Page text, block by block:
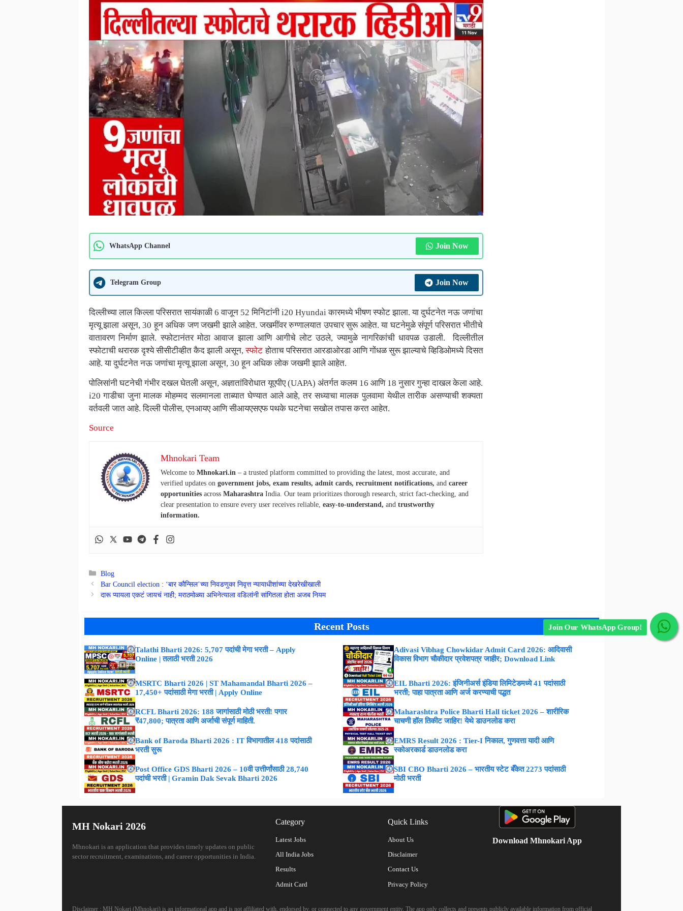
WhatsApp Channel Join Now
Telegram Group Join Now
दिल्लीच्या लाल किल्ला परिसरात सायंकाळी 6 वाजून 52 मिनिटांनी i20 Hyundai कारमध्ये भीषण स्फोट झाला. या दुर्घटनेत नऊ जणांचा
मृत्यू झाला असून, 30 हून अधिक जण जखमी झाले आहेत. जखमींवर रुग्णालयात उपचार सुरू आहेत. या घटनेमुळे संपूर्ण परिसरात भीतीचे
वातावरण निर्माण झाले. स्फोटानंतर मोठा आवाज झाला आणि आगीचे लोट उठले, ज्यामुळे नागरिकांची धावपळ उडाली. दिल्लीतील
स्फोटाची थरारक दृश्ये सीसीटीव्हीत कैद झाली असून,स्फोट होताच परिसरात आरडाओरडा आणि गोंधळ सुरू झाल्याचे व्हिडिओमध्ये दिसत
आहे. या दुर्घटनेत नऊ जणांचा मृत्यू झाला असून, 30 हून अधिक लोक जखमी झाले आहेत.
पोलिसांनी घटनेची गंभीर दखल घेतली असून, अज्ञातांविरोधात यूएपीए (UAPA) अंतर्गत कलम 16 आणि 18 नुसार गुन्हा दाखल केला आहे.
i20 गाडीचा जुना मालक मोहम्मद सलमानला ताब्यात घेण्यात आले आहे, तर सध्याचा मालक पुलवामा येथील तारीक असण्याची शक्यता
वर्तवली जात आहे. दिल्ली पोलीस, एनआयए आणि सीआयएसएफ पथके घटनेचा सखोल तपास करत आहेत.
Source
Mhnokari Team
Welcome to Mhnokari.in – a trusted platform committed to providing the latest, most accurate, and
verified updates on government jobs, exam results, admit cards, recruitment notifications, and career
opportunitiesacross MaharashtraIndia. Our team prioritizes thorough research, strict fact-checking, and
clear presentation to ensure every user receives reliable, easy-to-understand, and trustworthy
information.
Categories
Blog
Bar Council election : ‘बार कौन्सिल’च्या निवडणुका निवृत्त न्यायाधीशांच्या देखरेखीखाली
दारू प्यायला एकटं जायचं नाही; मराठमोळ्या अभिनेत्याला वडिलांनी सांगितला होता अजब नियम
Recent Posts
Talathi Bharti 2026: 5,707 पदांची मेगा भरती – Apply
Online | तलाठी भरती 2026
Adivasi Vibhag Chowkidar Admit Card 2026: आदिवासी
विकास विभाग चौकीदार प्रवेशपत्र जाहीर; Download Link
MSRTC Bharti 2026 | ST Mahamandal Bharti 2026 –
17,450+ पदांसाठी मेगा भरती | Apply Online
EIL Bharti 2026: इंजिनीअर्स इंडिया लिमिटेडमध्ये 41 पदांसाठी
भरती; पाहा पात्रता आणि अर्ज करण्याची पद्धत
RCFL Bharti 2026: 188 जागांसाठी मोठी भरती! पगार
₹47,800; पात्रता आणि अर्जाची संपूर्ण माहिती.
Maharashtra Police Bharti Hall ticket 2026 – शारीरिक
चाचणी हॉल तिकीट जाहिर! येथे डाउनलोड करा
Bank of Baroda Bharti 2026 : IT विभागातील 418 पदांसाठी
भरती सुरू
EMRS Result 2026 : Tier-I निकाल, गुणवत्ता यादी आणि
स्कोअरकार्ड डाउनलोड करा
Post Office GDS Bharti 2026 – 10वी उत्तीर्णांसाठी 28,740
पदांची भरती | Gramin Dak Sevak Bharti 2026
SBI CBO Bharti 2026 – भारतीय स्टेट बँकेत 2273 पदांसाठी
मोठी भरती
MH Nokari 2026
Mhnokari is an application that provides timely updates on public
sector recruitment, examinations, and career opportunities in India.
Category
Latest Jobs
All India Jobs
Results
Admit Card
Quick Links
About Us
Disclaimer
Contact Us
Privacy Policy
Download Mhnokari App
Disclaimer : MH Nokari (Mhnokari) is an informational app and is not affiliated with, endorsed by, or connected to any government entity. The app only collects and presents publicly available information from official
Join Our WhatsApp Group!